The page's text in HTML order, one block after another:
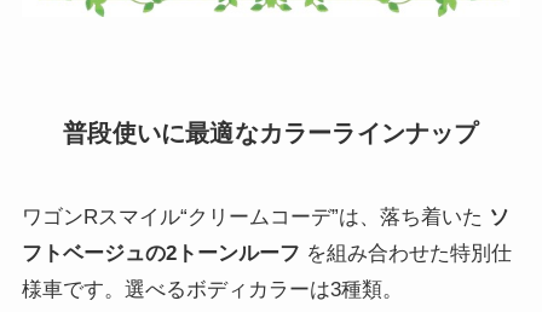
普段使いに最適なカラーラインナップ
ワゴンRスマイル“クリームコーデ”は、落ち着いた ソ
フトベージュの2トーンルーフ を組み合わせた特別仕
様車です。選べるボディカラーは3種類。